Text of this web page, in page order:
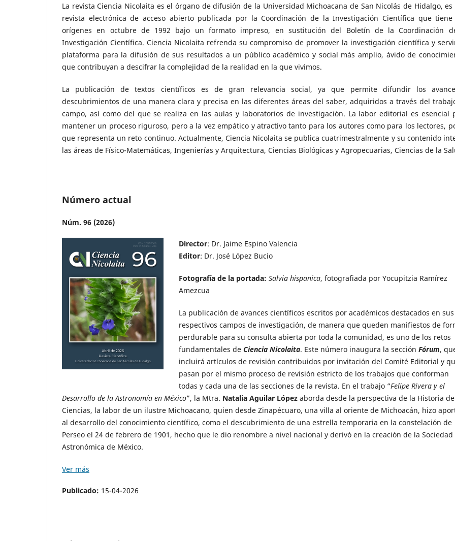
La revista Ciencia Nicolaita es el órgano de difusión de la Universidad Michoacana de San Nicolás de Hidalgo, es
revista electrónica de acceso abierto publicada por la Coordinación de la Investigación Científica que tiene
orígenes en octubre de 1992 bajo un formato impreso, en sustitución del Boletín de la Coordinación
Investigación Científica. Ciencia Nicolaita refrenda su compromiso de promover la investigación científica y
plataforma para la difusión de sus resultados a un público académico y social más amplio, ávido de
que contribuyan a descifrar la complejidad de la realidad en la que vivimos.
La publicación de textos científicos es de gran relevancia social, ya que permite difundir los
descubrimientos de una manera clara y precisa en las diferentes áreas del saber, adquiridos a través del
campo, así como del que se realiza en las aulas y laboratorios de investigación. La labor editorial es esencial
mantener un proceso riguroso, pero a la vez empático y atractivo tanto para los autores como para los lectores,
que representa un reto continuo. Actualmente, Ciencia Nicolaita se publica cuatrimestralmente y su contenido
las áreas de Físico-Matemáticas, Ingenierías y Arquitectura, Ciencias Biológicas y Agropecuarias, Ciencias de la
Número actual
Núm. 96 (2026)
Director: Dr. Jaime Espino Valencia
Editor: Dr. José López Bucio
Fotografía de la portada: Salvia hispanica, fotografiada por Yocupitzia Ramírez
Amezcua
La publicación de avances científicos escritos por académicos destacados en sus
respectivos campos de investigación, de manera que queden manifiestos de
perdurable para su consulta abierta por toda la comunidad, es uno de los retos
fundamentales de Ciencia Nicolaita. Este número inaugura la sección Fórum,
incluirá artículos de revisión contribuidos por invitación del Comité Editorial y
pasan por el mismo proceso de revisión estricto de los trabajos que conforman
todas y cada una de las secciones de la revista. En el trabajo “Felipe Rivera y el
Desarrollo de la Astronomía en México”, la Mtra. Natalia Aguilar López aborda desde la perspectiva de la Historia
Ciencias, la labor de un ilustre Michoacano, quien desde Zinapécuaro, una villa al oriente de Michoacán, hizo
al desarrollo del conocimiento científico, como el descubrimiento de una estrella temporaria en la constelación de
Perseo el 24 de febrero de 1901, hecho que le dio renombre a nivel nacional y derivó en la creación de la Sociedad
Astronómica de México.
Ver más
Publicado: 15-04-2026